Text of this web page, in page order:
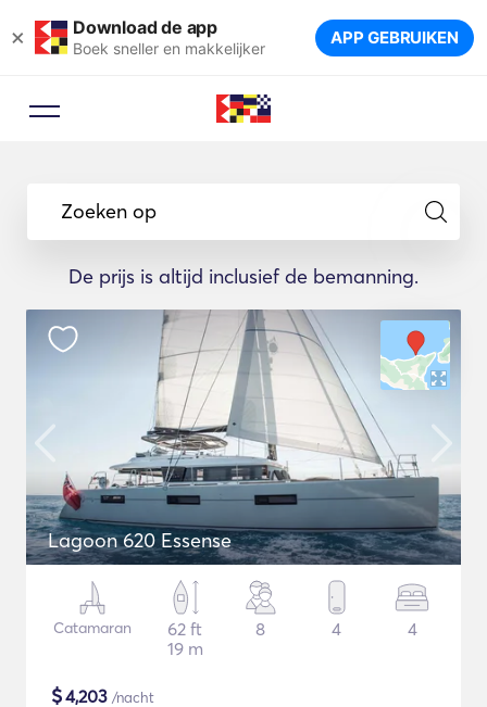
× Download de app
Boek sneller en makkelijker APP GEBRUIKEN
Zoeken op
De prijs is altijd inclusief de bemanning.
Lagoon 620 Essense
Catamaran
62 ft
19 m
8 4 4
$4,203 /nacht